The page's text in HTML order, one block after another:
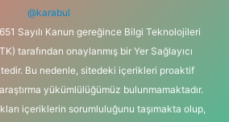
@karabul
Sayılı Kanun gereğince Bilgi Teknolojileri
tarafından onaylanmış bir Yer Sağlayıcı
Bu nedenle, sitedeki içerikleri proaktif
yükümlülüğümüz bulunmamaktadır.
içeriklerin sorumluluğunu taşımakta olup,